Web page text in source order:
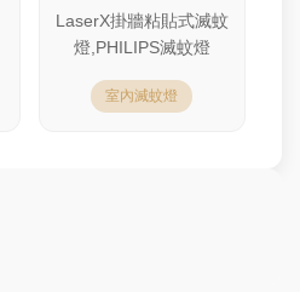
LaserX掛牆粘貼式滅蚊
燈,PHILIPS滅蚊燈
室內滅蚊燈